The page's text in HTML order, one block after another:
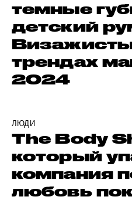
темные
детский
трендах
2024
ЛЮДИ
The Body
который
компания
любовь